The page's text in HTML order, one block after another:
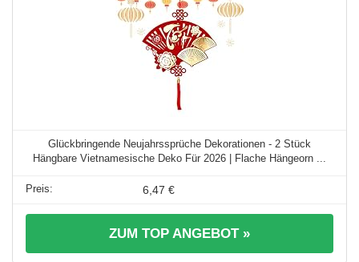
Glückbringende Neujahrssprüche Dekorationen - 2 Stück
Hängbare Vietnamesische Deko Für 2026 | Flache Hängeorn ...
6,47 €
ZUM TOP ANGEBOT »